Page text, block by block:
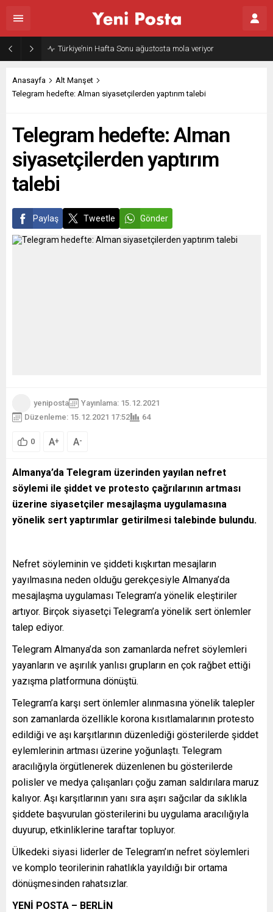
Türkiye’nin Hafta Sonu ağustosta mola veriyor
Anasayfa
Alt Manşet
Telegram hedefte: Alman siyasetçilerden yaptırım talebi
Telegram hedefte: Alman
siyasetçilerden yaptırım
talebi
Paylaş Tweetle Gönder
yeniposta
Yayınlama: 15.12.2021
Düzenleme: 15.12.2021 17:52
64
0 A+ A-
Almanya’da Telegram üzerinden yayılan nefret
söylemi ile şiddet ve protesto çağrılarının artması
üzerine siyasetçiler mesajlaşma uygulamasına
yönelik sert yaptırımlar getirilmesi talebinde bulundu.
Nefret söyleminin ve şiddeti kışkırtan mesajların
yayılmasına neden olduğu gerekçesiyle Almanya’da
mesajlaşma uygulaması Telegram’a yönelik eleştiriler
artıyor. Birçok siyasetçi Telegram’a yönelik sert önlemler
talep ediyor.
Telegram Almanya’da son zamanlarda nefret söylemleri
yayanların ve aşırılık yanlısı grupların en çok rağbet ettiği
yazışma platformuna dönüştü.
Telegram’a karşı sert önlemler alınmasına yönelik talepler
son zamanlarda özellikle korona kısıtlamalarının protesto
edildiği ve aşı karşıtlarının düzenlediği gösterilerde şiddet
eylemlerinin artması üzerine yoğunlaştı. Telegram
aracılığıyla örgütlenerek düzenlenen bu gösterilerde
polisler ve medya çalışanları çoğu zaman saldırılara maruz
kalıyor. Aşı karşıtlarının yanı sıra aşırı sağcılar da sıklıkla
şiddete başvurulan gösterilerini bu uygulama aracılığıyla
duyurup, etkinliklerine taraftar topluyor.
Ülkedeki siyasi liderler de Telegram’ın nefret söylemleri
ve komplo teorilerinin rahatlıkla yayıldığı bir ortama
dönüşmesinden rahatsızlar.
YENİ POSTA – BERLİN